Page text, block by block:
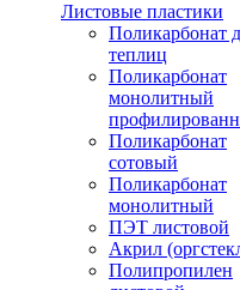
Листовые пластики
Поликарбонат
теплиц
Поликарбонат
монолитный
Поликарбонат
сотовый
Поликарбонат
монолитный
ПЭТ листовой
Акрил
Полипропилен